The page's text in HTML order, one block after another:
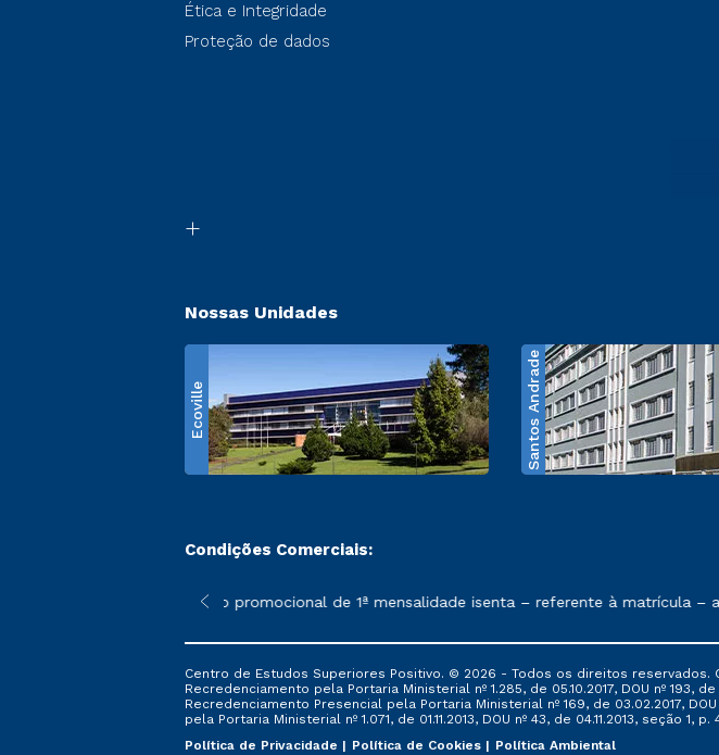
Ética e Integridade
Proteção de dados
Nossas Unidades
Ecoville Santos Andrade
Condições Comerciais:
sofrer alterações nos períodos de rematrícula conforme exposto no contrato de
*A condição promocional de 1ª mensalidade isenta – referente à matrícula –
Centro de Estudos Superiores Positivo. © 2026 - Todos os direitos reservados.
Recredenciamento pela Portaria Ministerial nº 1.285, de 05.10.2017, DOU nº 193,
Recredenciamento Presencial ​pela Portaria Ministerial nº 169, de 03.02.2017,
pela Portaria Ministerial nº 1.071, de 01.11.2013, DOU nº 43, de 04.11.2013, seção 1, p.
Política de Privacidade
Política de Cookies Política Ambiental